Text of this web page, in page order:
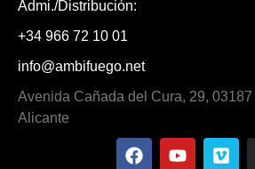
Admi./Distribución:
+34 966 72 10 01
info@ambifuego.net
Avenida Cañada del Cura, 29,
Alicante